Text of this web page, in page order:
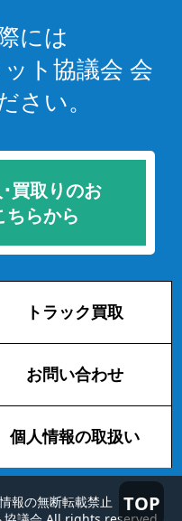
TOP
には
ト協議会 会
さい。
買取りのお
ちらから
トラック買取
お問い合わせ
個人情報の取扱い
情報の無断転載禁止